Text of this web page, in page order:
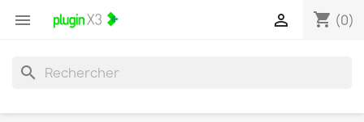
 shopping_cart (0)

search